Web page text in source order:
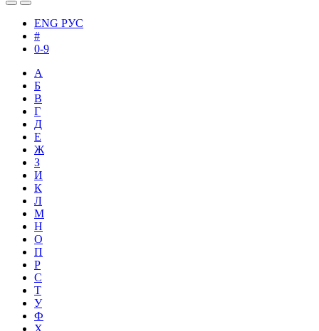
ENG РУС
#
0-9
А
Б
В
Г
Д
Е
Ж
З
И
К
Л
М
Н
О
П
Р
С
Т
У
Ф
Х